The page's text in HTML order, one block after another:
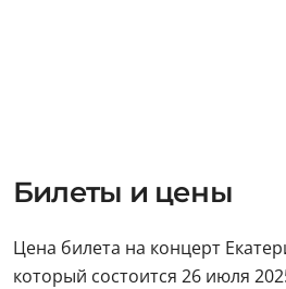
Билеты и цены
Цена билета на концерт
который состоится 26 июля